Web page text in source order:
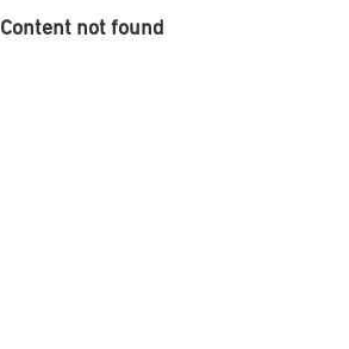
Content not found